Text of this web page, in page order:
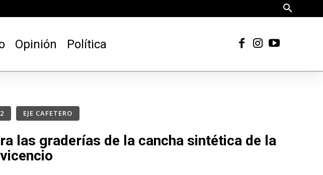
Opinión Política
EJE CAFETERO
las graderías de la cancha sintética de la